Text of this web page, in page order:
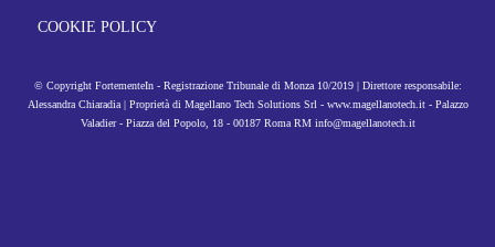
COOKIE POLICY
© Copyright FortementeIn - Registrazione Tribunale di Monza 10/2019 | Direttore responsabile:
Alessandra Chiaradia | Proprietà di Magellano Tech Solutions Srl - www.magellanotech.it - Palazzo
Valadier - Piazza del Popolo, 18 - 00187 Roma RM info@magellanotech.it